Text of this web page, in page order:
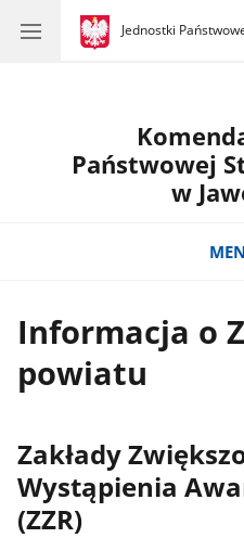
gov.pl
Jednostki
gov.pl
Jednostki
Państwowej
w
Informacja o
powiatu
Zakłady
Wystąpienia
(ZZR)